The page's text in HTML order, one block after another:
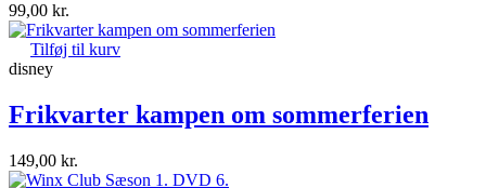
99,00 kr.
Tilføj til kurv
disney
Frikvarter kampen om sommerferien
149,00 kr.